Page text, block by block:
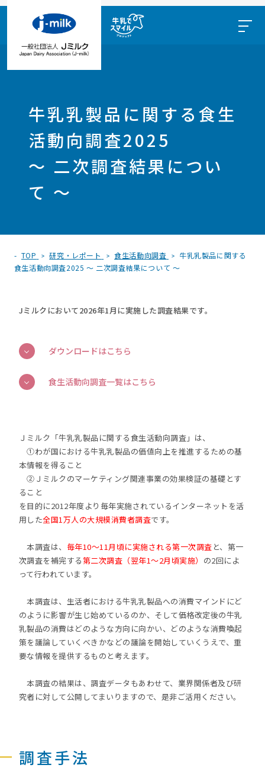
牛乳乳製品に関する食生
活動向調査2025
～ 二次調査結果につい
て ～
TOP 研究・レポート 食生活動向調査
牛乳乳製品に関する
食生活動向調査2025 ～ 二次調査結果について ～
Jミルクにおいて2026年1月に実施した調査結果です。
ダウンロードはこちら
食生活動向調査一覧はこちら
Ｊミルク「牛乳乳製品に関する食生活動向調査」は、
①わが国における牛乳乳製品の価値向上を推進するための基
本情報を得ること
②Ｊミルクのマーケティング関連事業の効果検証の基礎とす
ること
を目的に2012年度より毎年実施されているインターネットを活
用した全国1万人の大規模消費者調査です。
本調査は、 毎年10〜11月頃に実施される第一次調査 と、第一
次調査を補完する第二次調査（翌年1～2月頃実施） の2回によ
って行われています。
本調査は、生活者における牛乳乳製品への消費マインドにど
のように影響が生じ始めているのか、そして価格改定後の牛乳
乳製品の消費はどのような方向に向かい、どのような消費喚起
策を議論していくべきかなどの議論を開始していくうえで、重
要な情報を提供するものと考えます。
本調査の結果は、調査データもあわせて、業界関係者及び研
究者に対して公開してまいりますので、是非ご活用ください。
調査手法